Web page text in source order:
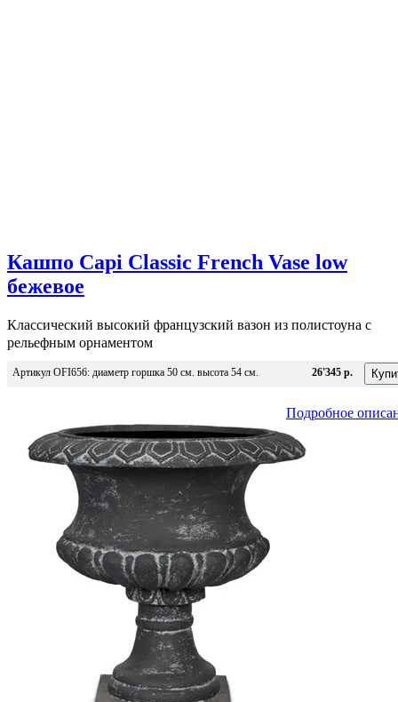
Кашпо Capi Classic French Vase low
бежевое
Классический высокий французский вазон из полистоуна с
рельефным орнаментом
Артикул OFI656: диаметр горшка 50 см. высота 54 см. 26'345 р.
Подробное